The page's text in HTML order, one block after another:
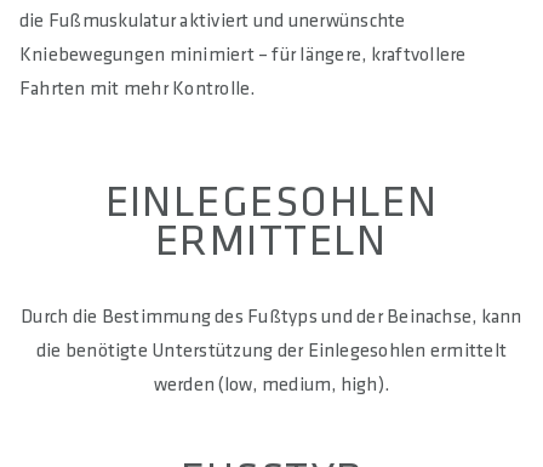
die Fußmuskulatur aktiviert und unerwünschte
Kniebewegungen minimiert – für längere, kraftvollere
Fahrten mit mehr Kontrolle.
EINLEGESOHLEN
ERMITTELN
Durch die Bestimmung des Fußtyps und der Beinachse, kann
die benötigte Unterstützung der Einlegesohlen ermittelt
werden (low, medium, high).